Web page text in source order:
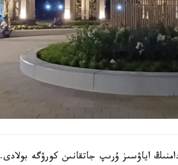
اياۋسىز ۇرىپ جاتقانىن كورۋگە بولادى.